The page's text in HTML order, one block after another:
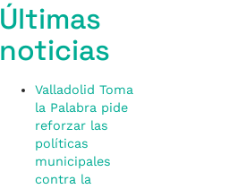
Últimas
noticias
Valladolid Toma
la Palabra pide
reforzar las
políticas
municipales
contra la